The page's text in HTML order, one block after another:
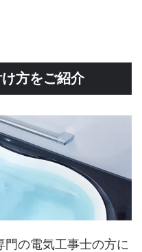
方をご紹介
門の電気工事士の方に